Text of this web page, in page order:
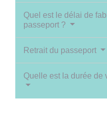
Quel est le délai de
passeport ?
Retrait du passeport
Quelle est la durée de